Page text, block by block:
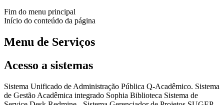
Fim do menu principal
Início do conteúdo da página
Menu de Serviços
Acesso a sistemas
Sistema Unificado de Administração Pública Q-Acadêmico. Sistema
de Gestão Acadêmica integrado Sophia Biblioteca Sistema de